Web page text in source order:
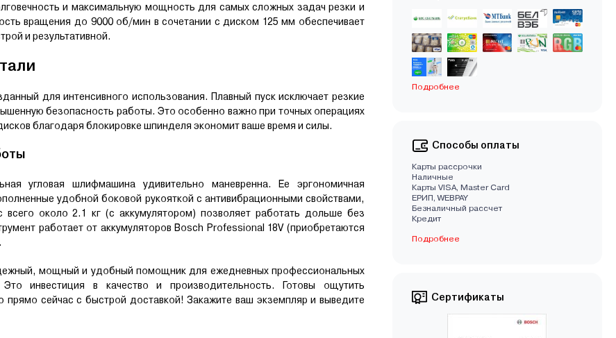
и максимальную мощность для самых сложных задач резки и
вращения до 9000 об/мин в сочетании с диском 125 мм обеспечивает
и результативной.
для интенсивного использования. Плавный пуск исключает резкие
безопасность работы. Это особенно важно при точных операциях
благодаря блокировке шпинделя экономит ваше время и силы.
угловая шлифмашина удивительно маневренна. Ее эргономичная
удобной боковой рукояткой с антивибрационными свойствами,
около 2.1 кг (с аккумулятором) позволяет работать дольше без
работает от аккумуляторов Bosch Professional 18V (приобретаются
мощный и удобный помощник для ежедневных профессиональных
инвестиция в качество и производительность. Готовы ощутить
сейчас с быстрой доставкой! Закажите ваш экземпляр и выведите
Подробнее
Способы оплаты
Карты рассрочки
Наличные
Карты VISA, Master Card
EРИП, WEBPAY
Безналичный рассчет
Кредит
Подробнее
Сертификаты